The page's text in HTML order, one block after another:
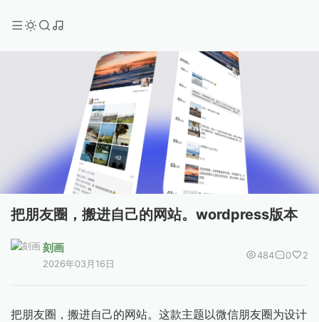
把朋友圈，搬进自己的网站。wordpress版本
刻画
2026年03月16日
484 0 2
把朋友圈，搬进自己的网站。这款主题以微信朋友圈为设计